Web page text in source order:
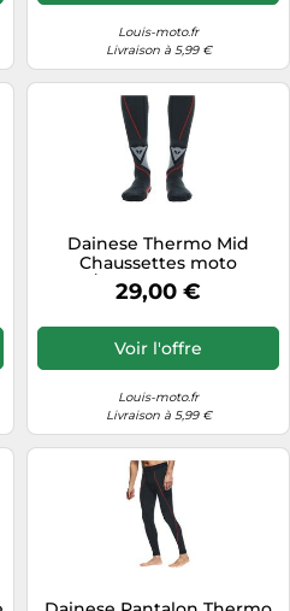
Louis-moto.fr
Livraison à 5,99 €
Dainese Thermo Mid
Chaussettes moto
Noir/Rouge 39-41 unisex
29,00 €
Voir l'offre
Louis-moto.fr
Livraison à 5,99 €